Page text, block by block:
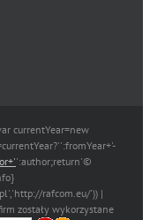
currentYear=new
':author;return'©
rafcom.eu/')) |
zostały wykorzystane